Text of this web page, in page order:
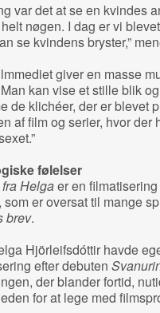
var det at se en kvindes
nøgen. I dag er vi
se kvindens bryster,”
giver en masse
kan vise et stille blik
de klichéer, der er blevet
af film og serier, hvor
følelser
Helgaer en
som er oversat til mange
brev.
Hjörleifsdóttir havde
efter debuten
der blander fortid,
for at lege med